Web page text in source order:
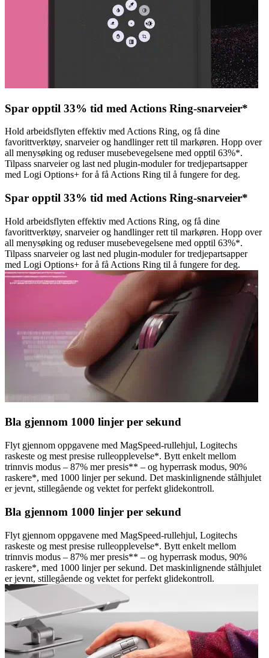
Spar opptil 33% tid med Actions Ring-snarveier*
Hold arbeidsflyten effektiv med Actions Ring, og få dine
favorittverktøy, snarveier og handlinger rett til markøren. Hopp over
all menysøking og reduser musebevegelsene med opptil 63%*.
Tilpass snarveier og last ned plugin-moduler for tredjepartsapper
med Logi Options+ for å få Actions Ring til å fungere for deg.
Spar opptil 33% tid med Actions Ring-snarveier*
Hold arbeidsflyten effektiv med Actions Ring, og få dine
favorittverktøy, snarveier og handlinger rett til markøren. Hopp over
all menysøking og reduser musebevegelsene med opptil 63%*.
Tilpass snarveier og last ned plugin-moduler for tredjepartsapper
med Logi Options+ for å få Actions Ring til å fungere for deg.
Bla gjennom 1000 linjer per sekund
Flyt gjennom oppgavene med MagSpeed-rullehjul, Logitechs
raskeste og mest presise rulleopplevelse*. Bytt enkelt mellom
trinnvis modus – 87% mer presis** – og hyperrask modus, 90%
raskere*, med 1000 linjer per sekund. Det maskinlignende stålhjulet
er jevnt, stillegående og vektet for perfekt glidekontroll.
Bla gjennom 1000 linjer per sekund
Flyt gjennom oppgavene med MagSpeed-rullehjul, Logitechs
raskeste og mest presise rulleopplevelse*. Bytt enkelt mellom
trinnvis modus – 87% mer presis** – og hyperrask modus, 90%
raskere*, med 1000 linjer per sekund. Det maskinlignende stålhjulet
er jevnt, stillegående og vektet for perfekt glidekontroll.